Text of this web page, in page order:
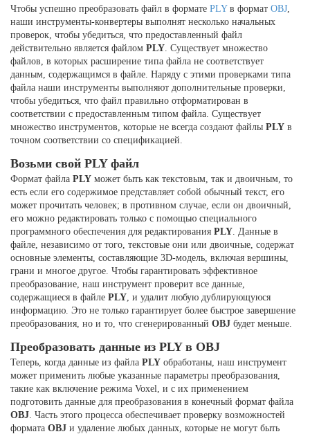
Чтобы успешно преобразовать файл в формате PLYв формат OBJ,
наши инструменты-конвертеры выполнят несколько начальных
проверок, чтобы убедиться, что предоставленный файл
действительно является файлом PLY. Существует множество
файлов, в которых расширение типа файла не соответствует
данным, содержащимся в файле. Наряду с этими проверками типа
файла наши инструменты выполняют дополнительные проверки,
чтобы убедиться, что файл правильно отформатирован в
соответствии с предоставленным типом файла. Существует
множество инструментов, которые не всегда создают файлы PLY в
точном соответствии со спецификацией.
Возьми свой PLY файл
Формат файла PLY может быть как текстовым, так и двоичным, то
есть если его содержимое представляет собой обычный текст, его
может прочитать человек; в противном случае, если он двоичный,
его можно редактировать только с помощью специального
программного обеспечения для редактирования PLY. Данные в
файле, независимо от того, текстовые они или двоичные, содержат
основные элементы, составляющие 3D-модель, включая вершины,
грани и многое другое. Чтобы гарантировать эффективное
преобразование, наш инструмент проверит все данные,
содержащиеся в файле PLY, и удалит любую дублирующуюся
информацию. Это не только гарантирует более быстрое завершение
преобразования, но и то, что сгенерированный OBJ будет меньше.
Преобразовать данные из PLY в OBJ
Теперь, когда данные из файла PLY обработаны, наш инструмент
может применить любые указанные параметры преобразования,
такие как включение режима Voxel, и с их применением
подготовить данные для преобразования в конечный формат файла
OBJ. Часть этого процесса обеспечивает проверку возможностей
формата OBJ и удаление любых данных, которые не могут быть